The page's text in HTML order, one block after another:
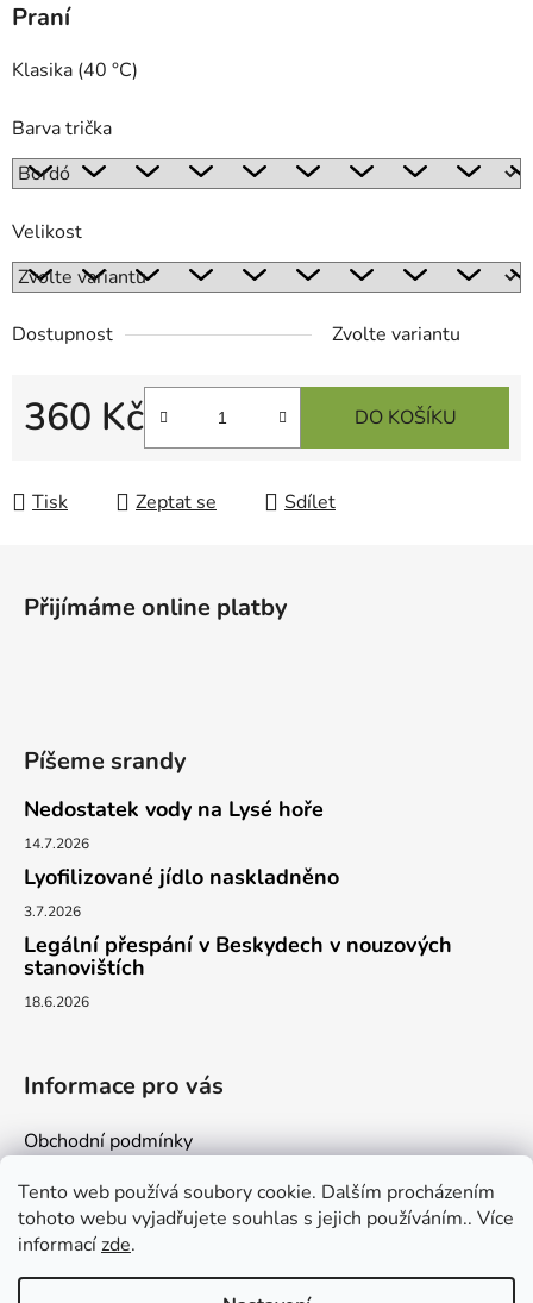
Tento web používá soubory cookie. Dalším procházením
tohoto webu vyjadřujete souhlas s jejich používáním.. Více
informacízde.
Praní
Klasika (40 °C)
Barva trička
Velikost
Dostupnost Zvolte variantu
360 Kč DO KOŠÍKU
Tisk Zeptat se Sdílet
Přijímáme online platby
Píšeme srandy
Nedostatek vody na Lysé hoře
14.7.2026
Lyofilizované jídlo naskladněno
3.7.2026
Legální přespání v Beskydech v nouzových
stanovištích
18.6.2026
Informace pro vás
Obchodní podmínky
Podmínky ochrany osobních údajů
Kontakty